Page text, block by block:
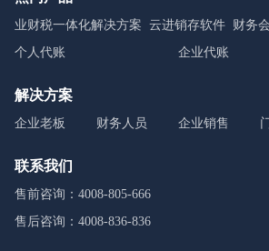
业财税一体化解决方案 云进销存软件 财务
个人代账
企业代账
解决方案
企业老板 财务人员 企业销售
联系我们
售前咨询：4008-805-666
售后咨询：4008-836-836